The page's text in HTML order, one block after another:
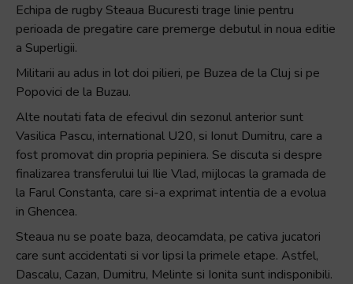
One
Această
comandă
rapidă
activează
cititorul
ecran
Echipa de rugby Steaua Bucuresti trage linie pentru
perioada de pregatire care premerge debutul in noua editie
a Superligii.
Militarii au adus in lot doi pilieri, pe Buzea de la Cluj si pe
Popovici de la Buzau.
Alte noutati fata de efecivul din sezonul anterior sunt
Vasilica Pascu, international U20, si Ionut Dumitru, care a
fost promovat din propria pepiniera. Se discuta si despre
finalizarea transferului lui Ilie Vlad, mijlocas la gramada de
la Farul Constanta, care si-a exprimat intentia de a evolua
in Ghencea.
Steaua nu se poate baza, deocamdata, pe cativa jucatori
care sunt accidentati si vor lipsi la primele etape. Astfel,
Dascalu, Cazan, Dumitru, Melinte si Ionita sunt indisponibili.